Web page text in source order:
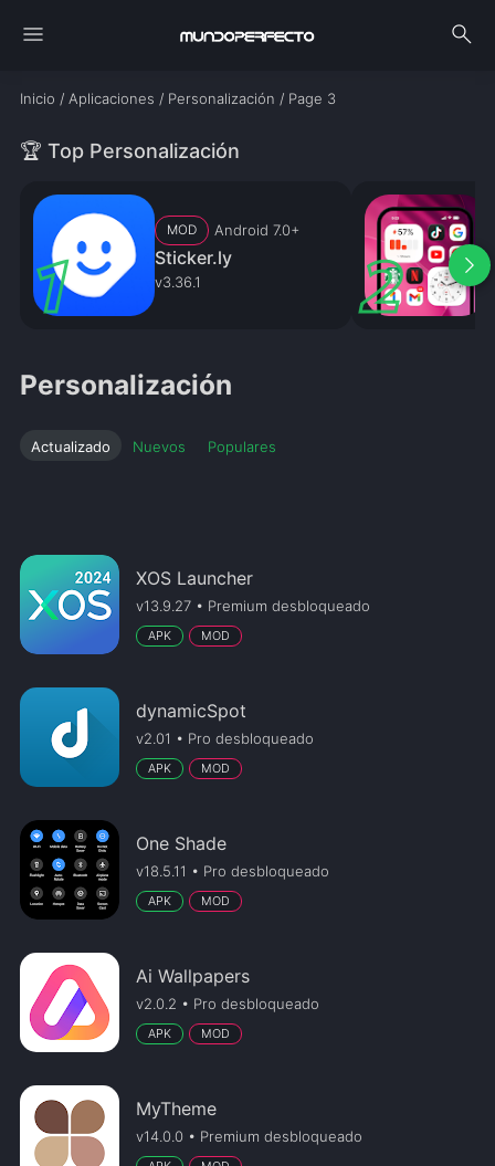
menu search
Inicio / Aplicaciones / Personalización / Page 3
🏆 Top Personalización
MOD Android 7.0+
Sticker.ly
v3.36.1
arrow_forward_ios
Personalización
Actualizado Nuevos Populares
XOS Launcher
v13.9.27 • Premium desbloqueado
APK MOD
dynamicSpot
v2.01 • Pro desbloqueado
APK MOD
One Shade
v18.5.11 • Pro desbloqueado
APK MOD
Ai Wallpapers
v2.0.2 • Pro desbloqueado
APK MOD
MyTheme
v14.0.0 • Premium desbloqueado